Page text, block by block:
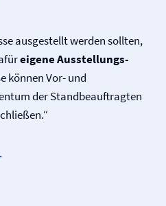
ausgestellt werden sollten,
eigene Ausstellungs­
können Vor- und
der Standbeauftragten